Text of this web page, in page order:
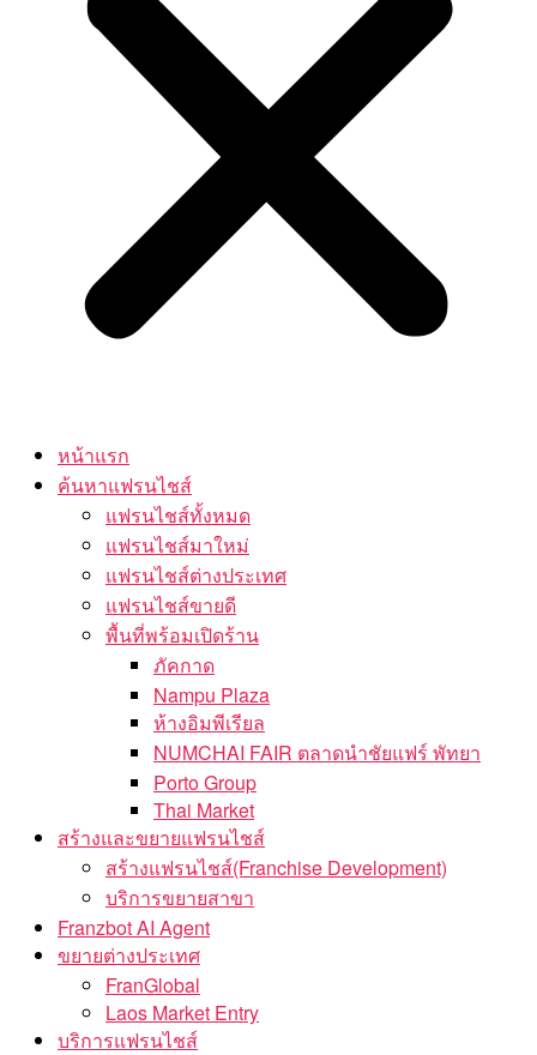
หน้าแรก
ค้นหาแฟรนไชส์
แฟรนไชส์ทั้งหมด
แฟรนไชส์มาใหม่
แฟรนไชส์ต่างประเทศ
แฟรนไชส์ขายดี
พื้นที่พร้อมเปิดร้าน
ภัคกาด
Nampu Plaza
ห้างอิมพีเรียล
NUMCHAI FAIR ตลาดนำชัยแฟร์ พัทยา
Porto Group
Thai Market
สร้างและขยายแฟรนไชส์
สร้างแฟรนไชส์(Franchise Development)
บริการขยายสาขา
Franzbot AI Agent
ขยายต่างประเทศ
FranGlobal
Laos Market Entry
บริการแฟรนไชส์